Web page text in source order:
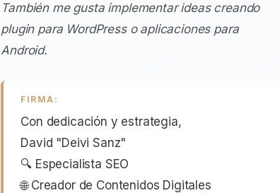
También me gusta implementar ideas creando
plugin para WordPress o aplicaciones para
Android.
FIRMA:
Con dedicación y estrategia,
David "Deivi Sanz"
🔍 Especialista SEO
🌐 Creador de Contenidos Digitales